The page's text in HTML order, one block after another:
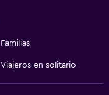
Familias
Viajeros en solitario